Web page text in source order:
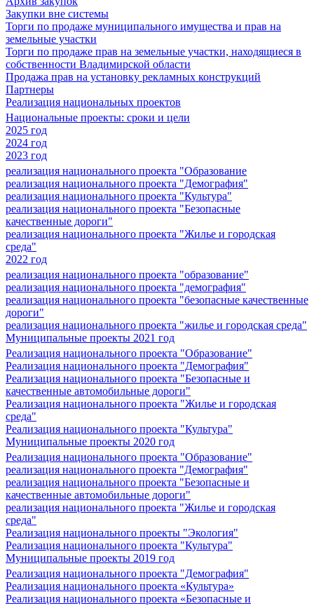
Закупки вне системы
Торги по продаже муниципального имущества и прав на
земельные участки
Торги по продаже прав на земельные участки, находящиеся в
собственности Владимирской области
Продажа прав на установку рекламных конструкций
Партнеры
Реализация национальных проектов
Национальные проекты: сроки и цели
2025 год
2024 год
2023 год
реализация национального проекта "Образование
реализация национального проекта "Демография"
реализация национального проекта "Культура"
реализация национального проекта "Безопасные
качественные дороги"
реализация национального проекта "Жилье и городская
среда"
2022 год
реализация национального проекта "образование"
реализация национального проекта "демография"
реализация национального проекта "безопасные качественные
дороги"
реализация национального проекта "жилье и городская среда"
Муниципальные проекты 2021 год
Реализация национального проекта "Образование"
Реализация национального проекта "Демография"
Реализация национального проекта "Безопасные и
качественные автомобильные дороги"
Реализация национального проекта "Жилье и городская
среда"
Реализация национального проекта "Культура"
Муниципальные проекты 2020 год
Реализация национального проекта "Образование"
реализация национального проекта "Демография"
реализация национального проекта "Безопасные и
качественные автомобильные дороги"
реализация национального проекта "Жилье и городская
среда"
Реализация национального проекты "Экология"
Реализация национального проекта "Культура"
Муниципальные проекты 2019 год
Реализация национального проекта "Демография"
Реализация национального проекта «Культура»
Реализация национального проекта «Безопасные и